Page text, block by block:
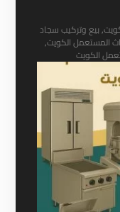
,بيع وتركيب سجاد
المستعمل الكويت,
الكويت